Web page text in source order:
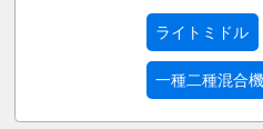
ライトミドル
一種二種混合機